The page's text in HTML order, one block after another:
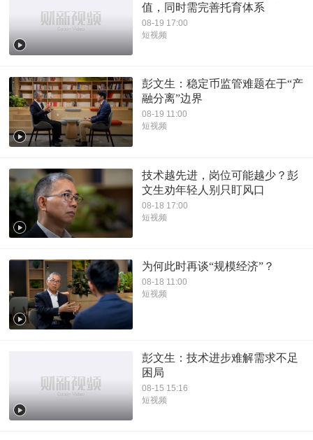
值，同时需完善托育体系
08-19 17:00
短视频
彭文生：稳定币监管难题在于“产
融分离”边界
08-19 11:00
短视频
技术越先进，岗位可能越少？彭
文生劝年轻人别只盯风口
08-18 17:00
短视频
为何此时再谈“规模经济”？
08-18 11:00
短视频
彭文生：技术进步难解需求不足
困局
08-15 15:16
短视频